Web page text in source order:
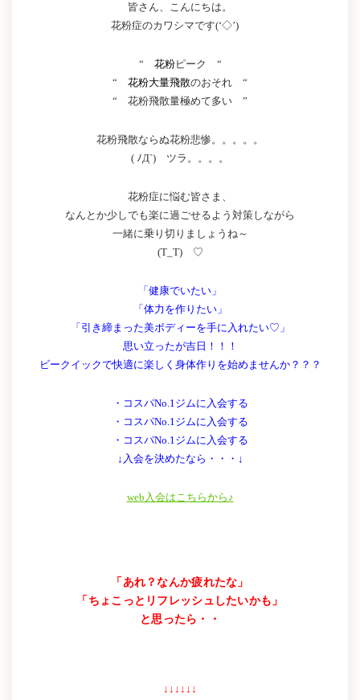
皆さん、こんにちは。
花粉症のカワシマです(‘◇’)ゞ
“ 花粉ピーク “
“ 花粉大量飛散のおそれ “
“ 花粉飛散量極めて多い ”
花粉飛散ならぬ花粉悲惨。。。。。
( ﾉД`) ツラ。。。。
花粉症に悩む皆さま、
なんとか少しでも楽に過ごせるよう対策しながら
一緒に乗り切りましょうね～
(T_T) ♡
「健康でいたい」
「体力を作りたい」
「引き締まった美ボディーを手に入れたい♡」
思い立ったが吉日！！！
ビークイックで快適に楽しく身体作りを始めませんか？？？
・コスパNo.1ジムに入会する
・コスパNo.1ジムに入会する
・コスパNo.1ジムに入会する
↓入会を決めたなら・・・↓
web入会はこちらから♪
「あれ？なんか疲れたな」
「ちょこっとリフレッシュしたいかも」
と思ったら・・
↓↓↓↓↓↓